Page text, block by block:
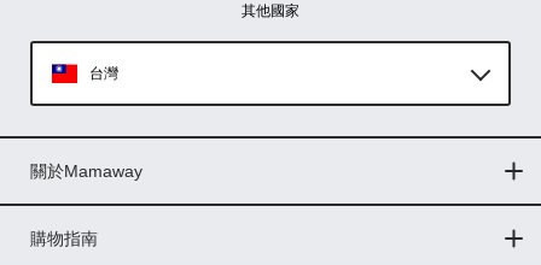
其他國家
台灣
印尼
關於Mamaway
門市據點
最新消息
品牌故事
人力招募
媒體花絮
隱私權聲明
CSR企業社會責任
購物指南